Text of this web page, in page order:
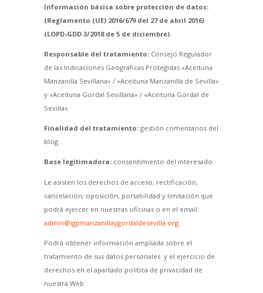
Información básica sobre protección de datos:
(Reglamento (UE) 2016/679 del 27 de abril 2016)
(LOPD-GDD 3/2018 de 5 de diciembre).
Responsable del tratamiento:Consejo Regulador
de las Indicaciones Geográficas Protegidas «Aceituna
Manzanilla Sevillana» / «Aceituna Manzanilla de Sevilla»
y «Aceituna Gordal Sevillana» / «Aceituna Gordal de
Sevilla».
Finalidad del tratamiento:gestión comentarios del
blog.
Base legitimadora:consentimiento del interesado.
Le asisten los derechos de acceso, rectificación,
cancelación, oposición, portabilidad y limitación que
podrá ejercer en nuestras oficinas o en el email:
admin@igpmanzanillaygordaldesevilla.org
Podrá obtener información ampliada sobre el
tratamiento de sus datos personales y el ejercicio de
derechos en el apartado política de privacidad de
nuestra Web